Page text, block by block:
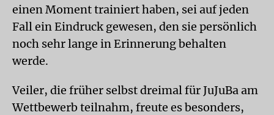
einen Moment trainiert haben, sei auf jeden
Fall ein Eindruck gewesen, den sie persönlich
noch sehr lange in Erinnerung behalten
werde.
Veiler, die früher selbst dreimal für JuJuBa am
Wettbewerb teilnahm, freute es besonders,